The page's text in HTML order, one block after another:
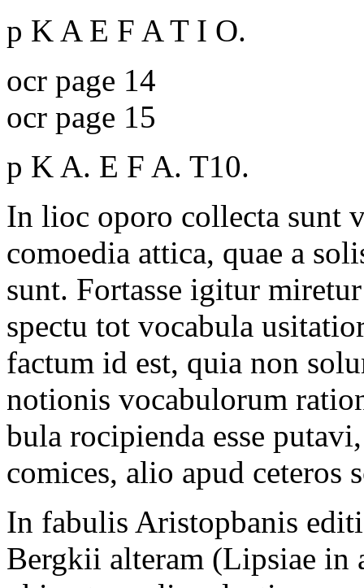
p K A E F A T I O.
ocr page 14
ocr page 15
p K A. E F A. T10.
In lioc oporo collecta sunt
comoedia attica, quae a
sunt. Fortasse igitur
spectu tot vocabula
factum id est, quia non
notionis vocabulorum
bula rocipienda esse
comices, alio apud ceteros
In fabulis Aristopbanis
Bergkii alteram (Lipsiae in